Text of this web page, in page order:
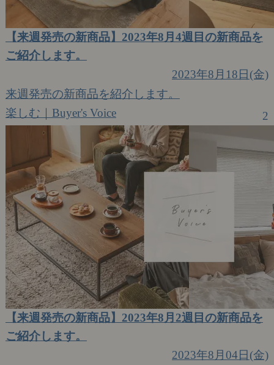
【来週発売の新商品】2023年8月4週目の新商品を
ご紹介します。
2023年8月18日(金)
来週発売の新商品を紹介します。
楽しむ｜Buyer's Voice
2
【来週発売の新商品】2023年8月2週目の新商品を
ご紹介します。
2023年8月04日(金)